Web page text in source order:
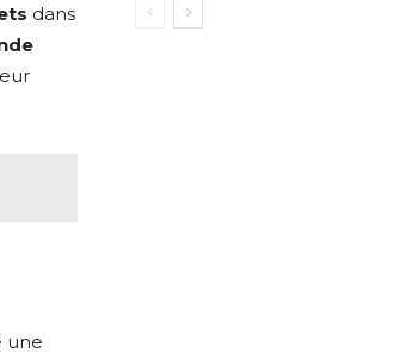
dans
une